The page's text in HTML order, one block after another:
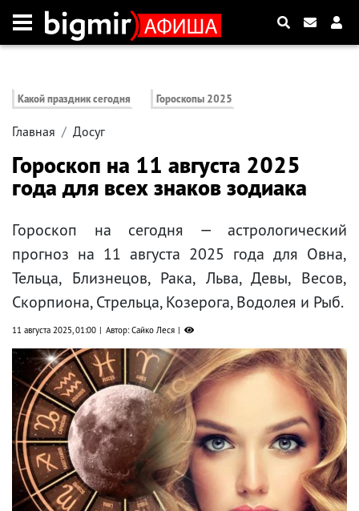
Какой праздник сегодня Гороскопы 2025
Главная Досуг
Гороскоп на 11 августа 2025
года для всех знаков зодиака
Гороскоп на сегодня — астрологический
прогноз на 11 августа 2025 года для Овна,
Тельца, Близнецов, Рака, Льва, Девы, Весов,
Скорпиона, Стрельца, Козерога, Водолея и Рыб.
11 августа 2025, 01:00 Автор: Сайко Леся